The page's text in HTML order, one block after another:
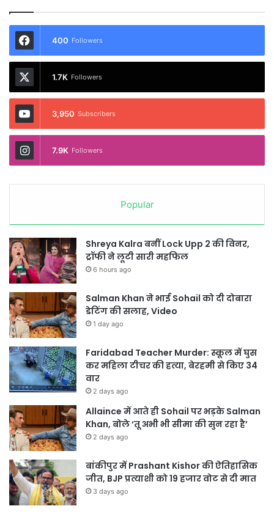
400 Followers
1.7K Followers
3,950 Subscribers
7.9K Followers
Popular
Shreya Kalra बनीं Lock Upp 2 की विनर,
ट्रॉफी ने लूटी सारी महफिल
6 hours ago
Salman Khan ने भाई Sohail को दी दोबारा
डेटिंग की सलाह, Video
1 day ago
Faridabad Teacher Murder: स्कूल में घुस
कर महिला टीचर की हत्या, बेरहमी से किए 34
वार
2 days ago
Allaince में आते ही Sohail पर भड़के Salman
Khan, बोले ‘तू अभी भी सीमा की सुन रहा है’
2 days ago
बांकीपुर में Prashant Kishor की ऐतिहासिक
जीत, BJP प्रत्याशी को 19 हजार वोट से दी मात
3 days ago